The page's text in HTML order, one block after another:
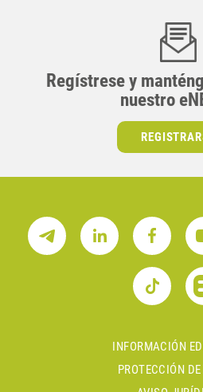
Regístrese y
nuestro
INFORMACIÓN
PROTECCIÓN